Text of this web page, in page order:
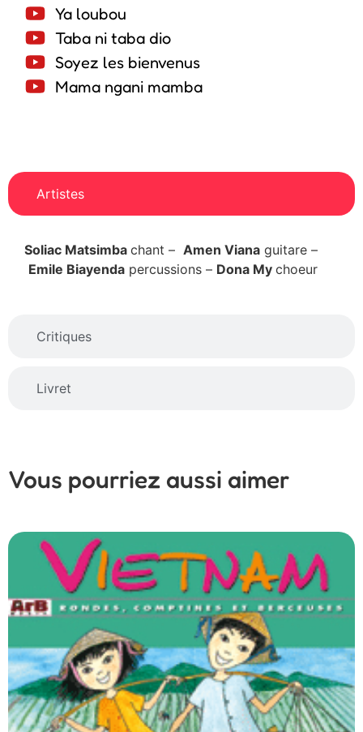
Ya loubou
Taba ni taba dio
Soyez les bienvenus
Mama ngani mamba
Artistes
Critiques
Livret
Soliac Matsimba chant – Amen Viana guitare –
Emile Biayenda percussions – Dona My choeur
Vous pourriez aussi aimer